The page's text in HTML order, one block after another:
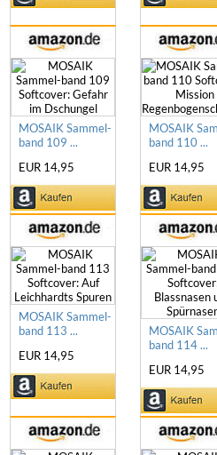
MOSAIK Sammel-
band 109 ...
EUR 14,95
MOSAIK
band 110 ...
EUR 14,95
MOSAIK Sammel-
band 113 ...
EUR 14,95
MOSAIK
band 114 ...
EUR 14,95